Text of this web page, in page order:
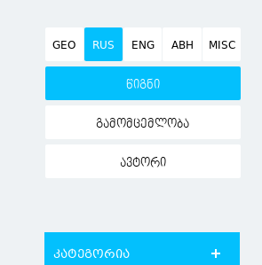
GEO RUS ENG ABH MISC
წიგნი
გამომცემლობა
ავტორი
კატეგორია